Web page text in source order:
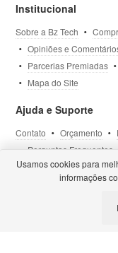
Institucional
Sobre a Bz Tech
Opiniões e
Parcerias Premiadas
Mapa do Site
Ajuda e Suporte
Contato Orçamento
Perguntas Frequentes
Política de Privacidade
Selos e
Usamos cookies para
informações